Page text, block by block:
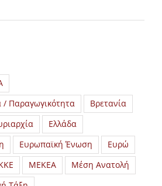
/ Παραγωγικότητα
Βρετανία
Ελλάδα
Ευρωπαϊκή Ένωση
Ευρώ
ΜΕΚΕΑ
Μέση Ανατολή